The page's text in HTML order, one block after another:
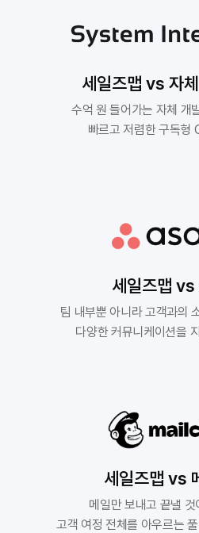
세일즈맵 vs 자
수억 원 들어가는 자체 개
빠르고 저렴한 구독형
세일즈맵 vs
팀 내부뿐 아니라 고객과의
다양한 커뮤니케이션을
세일즈맵 vs
메일만 보내고 끝낼
고객 여정 전체를 아우르는